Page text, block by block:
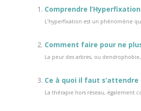
Comprendre
L’hyperfixation est un phénomène
Comment faire pour ne
La peur des arbres, ou
Ce à quoi il faut
La thérapie hors réseau, également